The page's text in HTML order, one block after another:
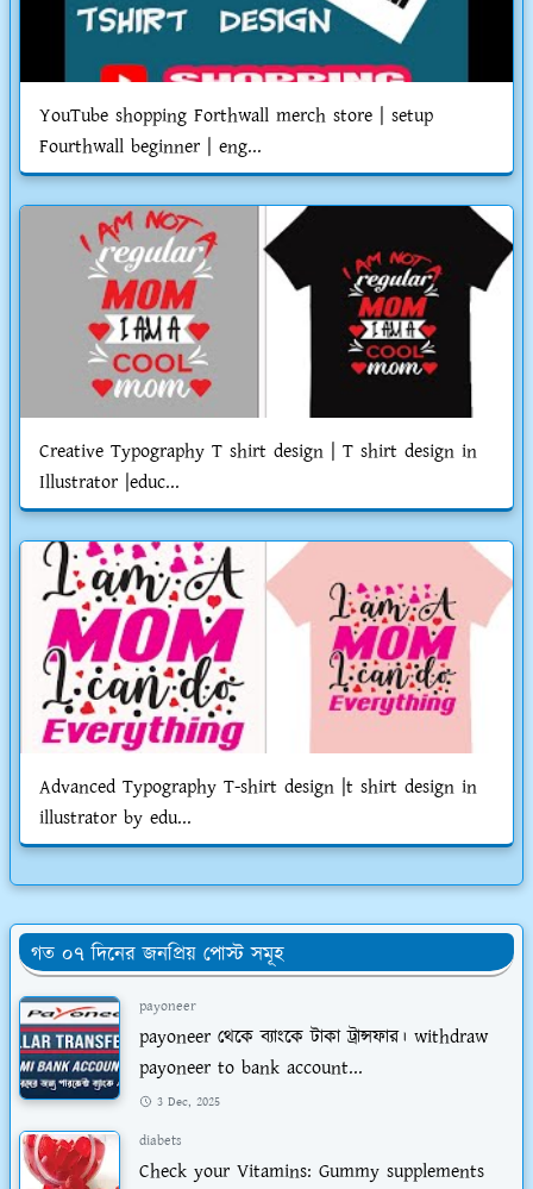
YouTube shopping Forthwall merch store | setup
Fourthwall beginner | eng...
Creative Typography T shirt design | T shirt design in
Illustrator |educ...
Advanced Typography T-shirt design |t shirt design in
illustrator by edu...
গত ০৭ দিনের জনপ্রিয় পোস্ট সমূহ
payoneer
payoneer থেকে ব্যাংকে টাকা ট্রান্সফার। withdraw
payoneer to bank account...
3 Dec, 2025
diabets
Check your Vitamins: Gummy supplements